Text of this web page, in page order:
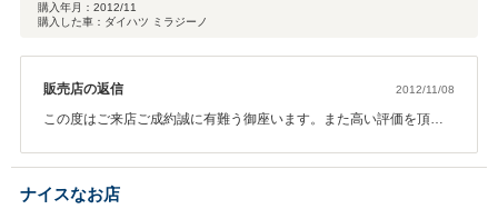
購入年月： 2012/11
購入した車：ダイハツ ミラジーノ
販売店の返信 2012/11/08
この度はご来店ご成約誠に有難う御座います。また高い評価を頂き
ば幸いです。有難う御座いました。
ナイスなお店